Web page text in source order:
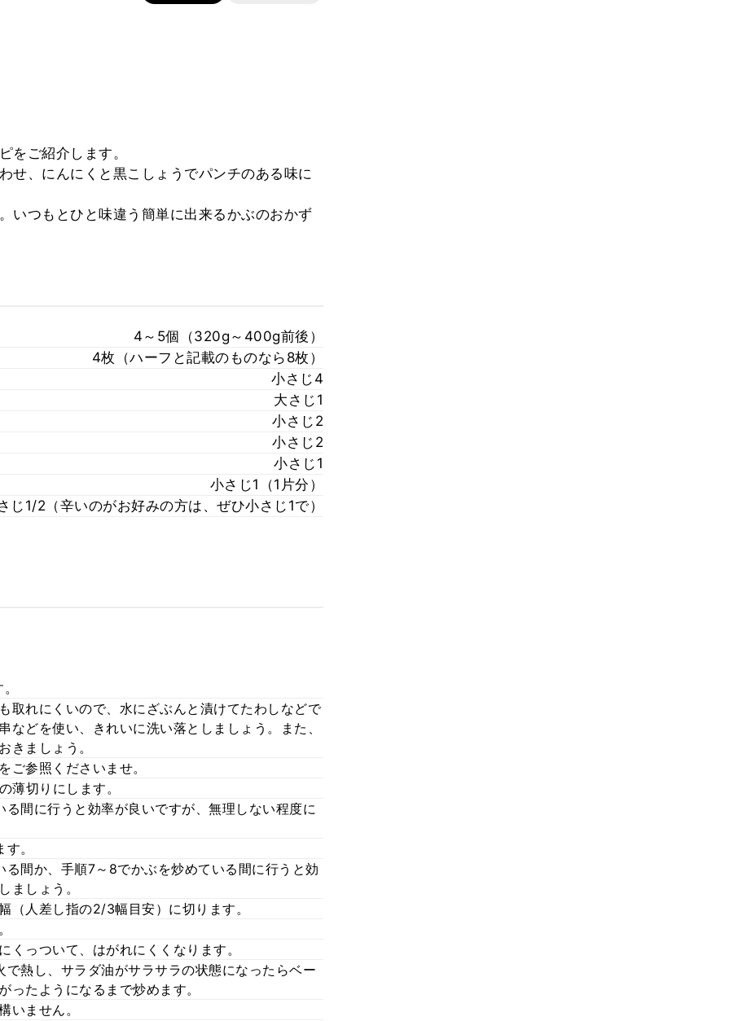
をご紹介します。
せ、にんにくと黒こしょうでパンチのある味に
いつもとひと味違う簡単に出来るかぶのおかず
4～5個（320g～400g前後）
4枚（ハーフと記載のものなら8枚）
小さじ4
大さじ1
小さじ2
小さじ2
小さじ1
小さじ1（1片分）
じ1/2（辛いのがお好みの方は、ぜひ小さじ1で）
取れにくいので、水にざぶんと漬けてたわしなどで
などを使い、きれいに洗い落としましょう。また、
きましょう。
ご参照くださいませ。
薄切りにします。
間に行うと効率が良いですが、無理しない程度に
。
間か、手順7～8でかぶを炒めている間に行うと効
ましょう。
（人差し指の2/3幅目安）に切ります。
っついて、はがれにくくなります。
で熱し、サラダ油がサラサラの状態になったらベー
ったようになるまで炒めます。
いません。